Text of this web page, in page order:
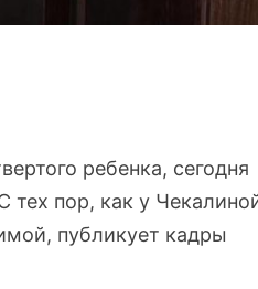
ребенка, сегодня
тех пор, как у
публикует кадры